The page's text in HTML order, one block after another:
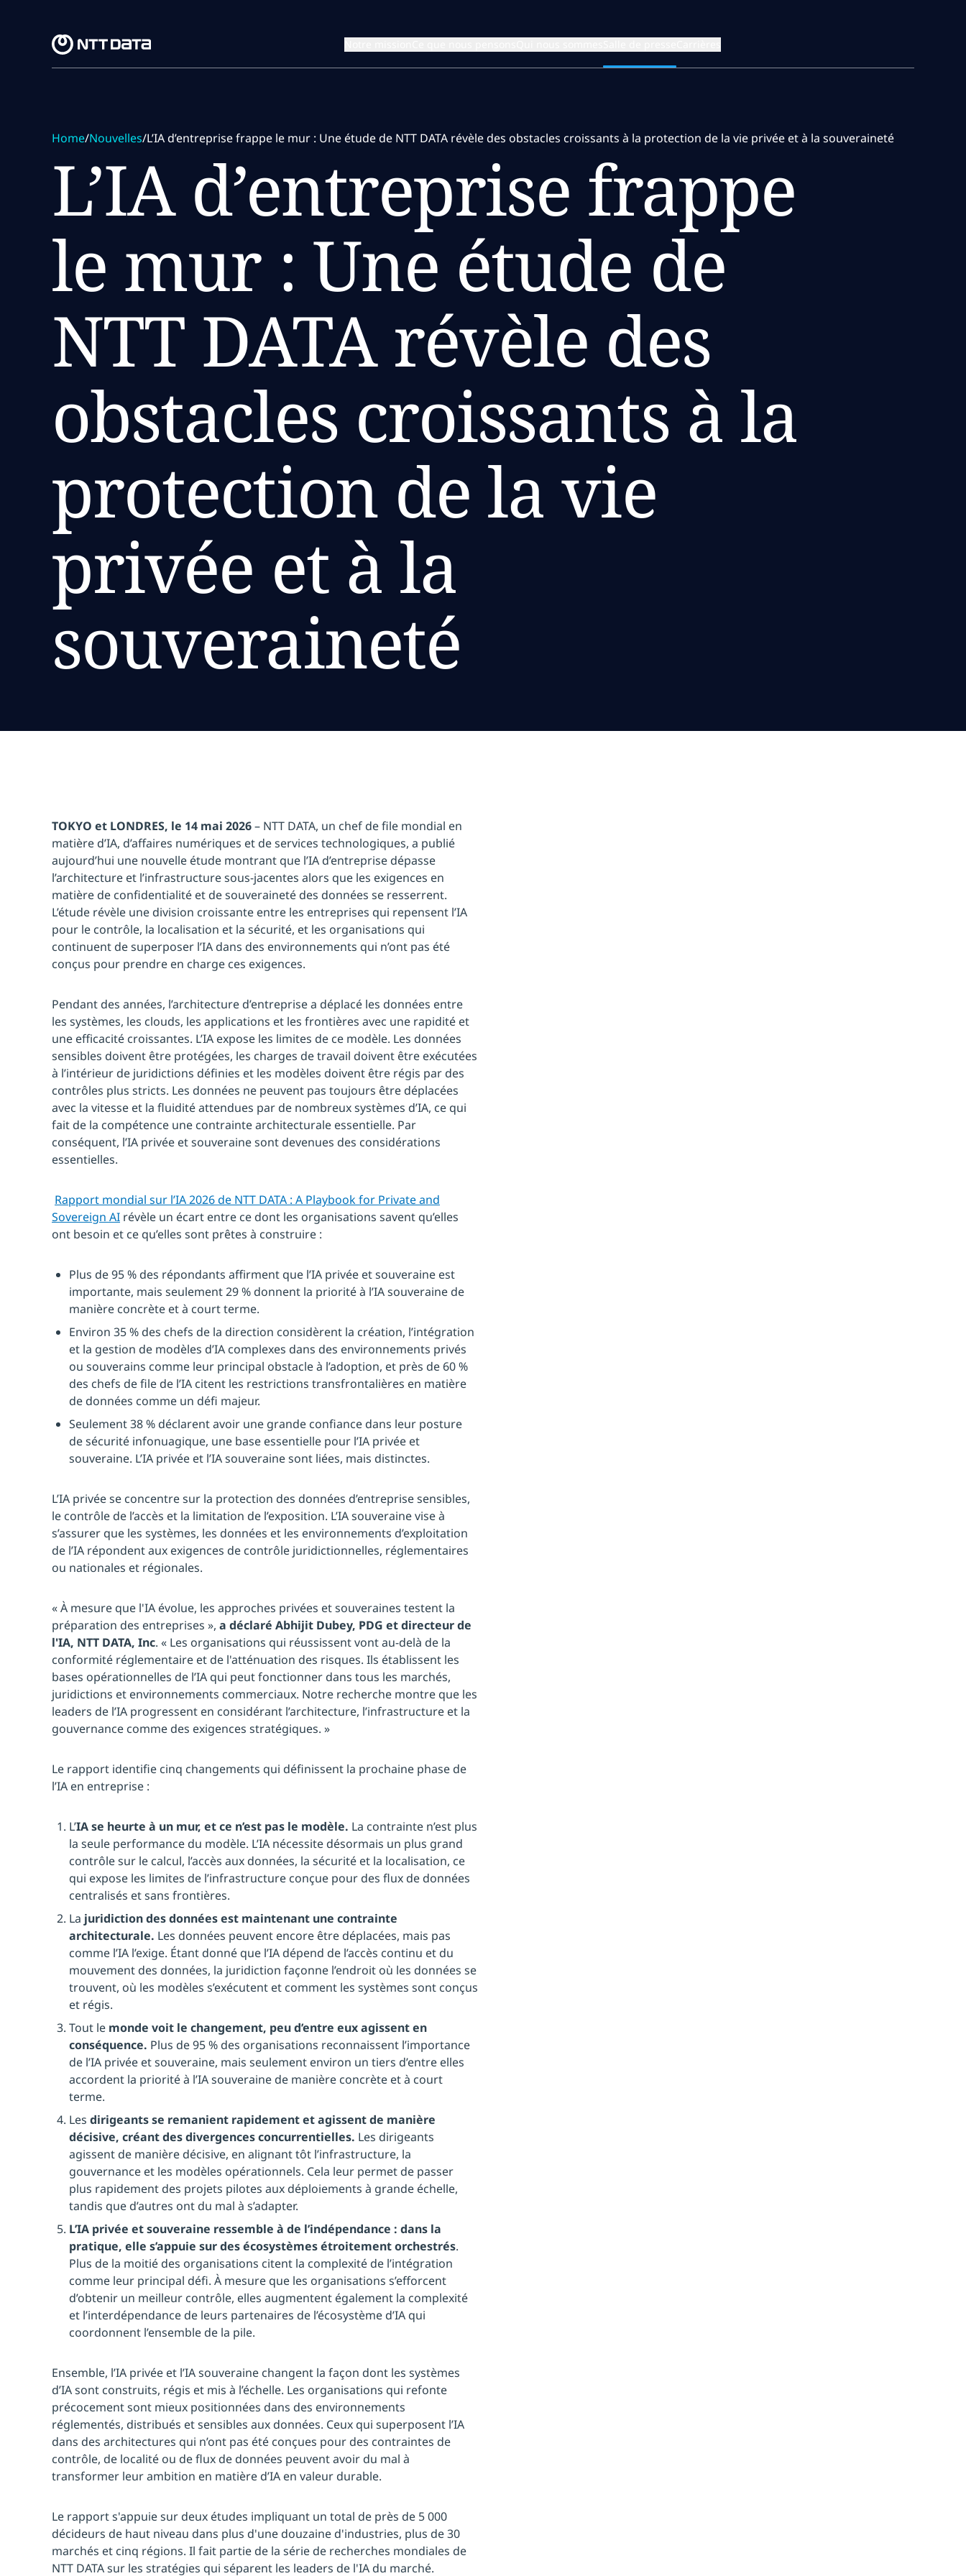
Home/Nouvelles/L’IA d’entreprise frappe le mur : Une étude de NTT DATA révèle des obstacles croissants à la protection de la vie privée et à la souveraineté
L’IA d’entreprise frappe
le mur : Une étude de
NTT DATA révèle des
obstacles croissants à la
protection de la vie
privée et à la
souveraineté
TOKYO et LONDRES, le 14 mai 2026– NTT DATA, un chef de file mondial en
matière d’IA, d’affaires numériques et de services technologiques, a publié
aujourd’hui une nouvelle étude montrant que l’IA d’entreprise dépasse
l’architecture et l’infrastructure sous-jacentes alors que les exigences en
matière de confidentialité et de souveraineté des données se resserrent.
L’étude révèle une division croissante entre les entreprises qui repensent l’IA
pour le contrôle, la localisation et la sécurité, et les organisations qui
continuent de superposer l’IA dans des environnements qui n’ont pas été
conçus pour prendre en charge ces exigences.
Pendant des années, l’architecture d’entreprise a déplacé les données entre
les systèmes, les clouds, les applications et les frontières avec une rapidité et
une efficacité croissantes. L’IA expose les limites de ce modèle. Les données
sensibles doivent être protégées, les charges de travail doivent être exécutées
à l’intérieur de juridictions définies et les modèles doivent être régis par des
contrôles plus stricts. Les données ne peuvent pas toujours être déplacées
avec la vitesse et la fluidité attendues par de nombreux systèmes d’IA, ce qui
fait de la compétence une contrainte architecturale essentielle. Par
conséquent, l’IA privée et souveraine sont devenues des considérations
essentielles.
Rapport mondial sur l’IA 2026 de NTT DATA : A Playbook for Private and
Sovereign AI révèle un écart entre ce dont les organisations savent qu’elles
ont besoin et ce qu’elles sont prêtes à construire :
Plus de 95 % des répondants affirment que l’IA privée et souveraine est
importante, mais seulement 29 % donnent la priorité à l’IA souveraine de
manière concrète et à court terme.
Environ 35 % des chefs de la direction considèrent la création, l’intégration
et la gestion de modèles d’IA complexes dans des environnements privés
ou souverains comme leur principal obstacle à l’adoption, et près de 60 %
des chefs de file de l’IA citent les restrictions transfrontalières en matière
de données comme un défi majeur.
Seulement 38 % déclarent avoir une grande confiance dans leur posture
de sécurité infonuagique, une base essentielle pour l’IA privée et
souveraine. L’IA privée et l’IA souveraine sont liées, mais distinctes.
L’IA privée se concentre sur la protection des données d’entreprise sensibles,
le contrôle de l’accès et la limitation de l’exposition. L’IA souveraine vise à
s’assurer que les systèmes, les données et les environnements d’exploitation
de l’IA répondent aux exigences de contrôle juridictionnelles, réglementaires
ou nationales et régionales.
« À mesure que l'IA évolue, les approches privées et souveraines testent la
préparation des entreprises », a déclaré Abhijit Dubey, PDG et directeur de
l'IA, NTT DATA, Inc. « Les organisations qui réussissent vont au-delà de la
conformité réglementaire et de l'atténuation des risques. Ils établissent les
bases opérationnelles de l’IA qui peut fonctionner dans tous les marchés,
juridictions et environnements commerciaux. Notre recherche montre que les
leaders de l’IA progressent en considérant l’architecture, l’infrastructure et la
gouvernance comme des exigences stratégiques. »
Le rapport identifie cinq changements qui définissent la prochaine phase de
l’IA en entreprise :
L’IA se heurte à un mur, et ce n’est pas le modèle. La contrainte n’est plus
la seule performance du modèle. L’IA nécessite désormais un plus grand
contrôle sur le calcul, l’accès aux données, la sécurité et la localisation, ce
qui expose les limites de l’infrastructure conçue pour des flux de données
centralisés et sans frontières.
La juridiction des données est maintenant une contrainte
architecturale. Les données peuvent encore être déplacées, mais pas
comme l’IA l’exige. Étant donné que l’IA dépend de l’accès continu et du
mouvement des données, la juridiction façonne l’endroit où les données se
trouvent, où les modèles s’exécutent et comment les systèmes sont conçus
et régis.
Tout le monde voit le changement, peu d’entre eux agissent en
conséquence. Plus de 95 % des organisations reconnaissent l’importance
de l’IA privée et souveraine, mais seulement environ un tiers d’entre elles
accordent la priorité à l’IA souveraine de manière concrète et à court
terme.
Les dirigeants se remanient rapidement et agissent de manière
décisive, créant des divergences concurrentielles. Les dirigeants
agissent de manière décisive, en alignant tôt l’infrastructure, la
gouvernance et les modèles opérationnels. Cela leur permet de passer
plus rapidement des projets pilotes aux déploiements à grande échelle,
tandis que d’autres ont du mal à s’adapter.
L’IA privée et souveraine ressemble à de l’indépendance : dans la
pratique, elle s’appuie sur des écosystèmes étroitement orchestrés.
Plus de la moitié des organisations citent la complexité de l’intégration
comme leur principal défi. À mesure que les organisations s’efforcent
d’obtenir un meilleur contrôle, elles augmentent également la complexité
et l’interdépendance de leurs partenaires de l’écosystème d’IA qui
coordonnent l’ensemble de la pile.
Ensemble, l’IA privée et l’IA souveraine changent la façon dont les systèmes
d’IA sont construits, régis et mis à l’échelle. Les organisations qui refonte
précocement sont mieux positionnées dans des environnements
réglementés, distribués et sensibles aux données. Ceux qui superposent l’IA
dans des architectures qui n’ont pas été conçues pour des contraintes de
contrôle, de localité ou de flux de données peuvent avoir du mal à
transformer leur ambition en matière d’IA en valeur durable.
Le rapport s'appuie sur deux études impliquant un total de près de 5 000
décideurs de haut niveau dans plus d'une douzaine d'industries, plus de 30
marchés et cinq régions. Il fait partie de la série de recherches mondiales de
NTT DATA sur les stratégies qui séparent les leaders de l'IA du marché.